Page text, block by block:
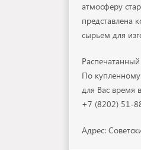
атмосферу
представлена
сырьем для
По
для Вас время
+7 (8202) 51-
Адрес: